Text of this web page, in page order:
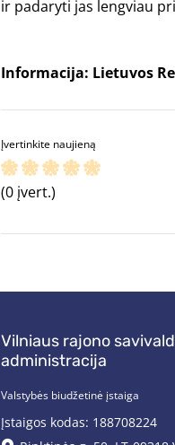
ir padaryti jas lengviau
Informacija: Lietuvos
Įvertinkite naujieną
(0 įvert.)
Vilniaus rajono
administracija
Valstybės biudžetinė įstaiga
Įstaigos kodas: 188708224